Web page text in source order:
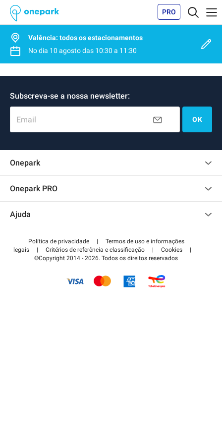
PRO
Valência: todos os estacionamentos
No dia 10 agostodas 10:30 a 11:30
Subscreva-se a nossa newsletter:
Email OK
Onepark
Onepark PRO
Torne-se um membro
Ajuda
Centro de apoio
Como é que funciona?
Pagar o estacionamento FLOW
Política de privacidade |
Termos de uso e informações
legais
| Critérios de referência e classificação | Cookies
|
©Copyright 2014 - 2026. Todos os direitos reservados